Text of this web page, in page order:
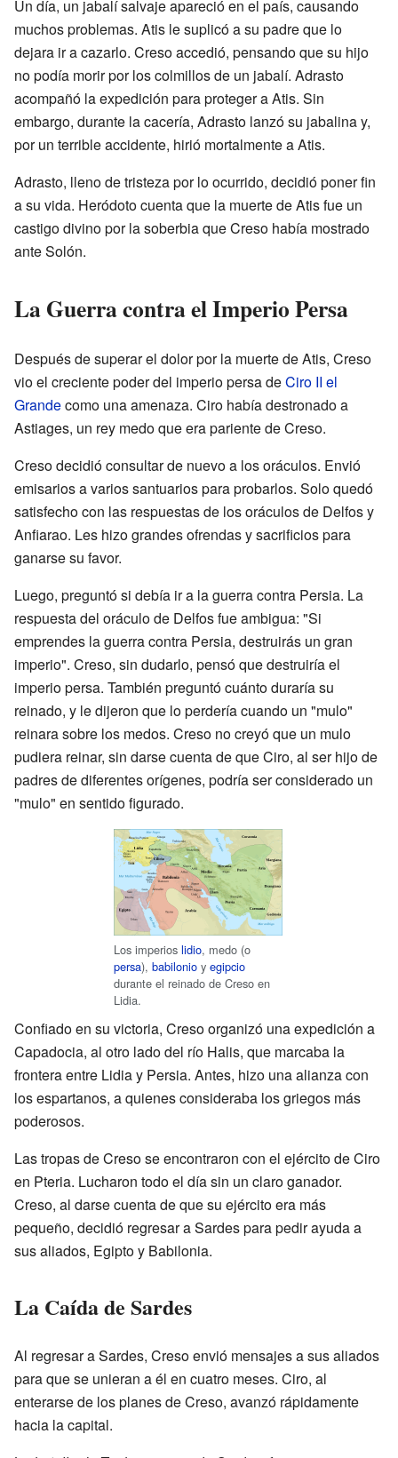
Un día, un jabalí salvaje apareció en el país, causando
muchos problemas. Atis le suplicó a su padre que lo
dejara ir a cazarlo. Creso accedió, pensando que su hijo
no podía morir por los colmillos de un jabalí. Adrasto
acompañó la expedición para proteger a Atis. Sin
embargo, durante la cacería, Adrasto lanzó su jabalina y,
por un terrible accidente, hirió mortalmente a Atis.
Adrasto, lleno de tristeza por lo ocurrido, decidió poner fin
a su vida. Heródoto cuenta que la muerte de Atis fue un
castigo divino por la soberbia que Creso había mostrado
ante Solón.
La Guerra contra el Imperio Persa
Después de superar el dolor por la muerte de Atis, Creso
vio el creciente poder del imperio persa deCiro II el
Grandecomo una amenaza. Ciro había destronado a
Astiages, un rey medo que era pariente de Creso.
Creso decidió consultar de nuevo a los oráculos. Envió
emisarios a varios santuarios para probarlos. Solo quedó
satisfecho con las respuestas de los oráculos de Delfos y
Anfiarao. Les hizo grandes ofrendas y sacrificios para
ganarse su favor.
Luego, preguntó si debía ir a la guerra contra Persia. La
respuesta del oráculo de Delfos fue ambigua: "Si
emprendes la guerra contra Persia, destruirás un gran
imperio". Creso, sin dudarlo, pensó que destruiría el
imperio persa. También preguntó cuánto duraría su
reinado, y le dijeron que lo perdería cuando un "mulo"
reinara sobre los medos. Creso no creyó que un mulo
pudiera reinar, sin darse cuenta de que Ciro, al ser hijo de
padres de diferentes orígenes, podría ser considerado un
"mulo" en sentido figurado.
Los imperios lidio, medo (o
persa), babilonio y egipcio
durante el reinado de Creso en
Lidia.
Confiado en su victoria, Creso organizó una expedición a
Capadocia, al otro lado del río Halis, que marcaba la
frontera entre Lidia y Persia. Antes, hizo una alianza con
los espartanos, a quienes consideraba los griegos más
poderosos.
Las tropas de Creso se encontraron con el ejército de Ciro
en Pteria. Lucharon todo el día sin un claro ganador.
Creso, al darse cuenta de que su ejército era más
pequeño, decidió regresar a Sardes para pedir ayuda a
sus aliados, Egipto y Babilonia.
La Caída de Sardes
Al regresar a Sardes, Creso envió mensajes a sus aliados
para que se unieran a él en cuatro meses. Ciro, al
enterarse de los planes de Creso, avanzó rápidamente
hacia la capital.